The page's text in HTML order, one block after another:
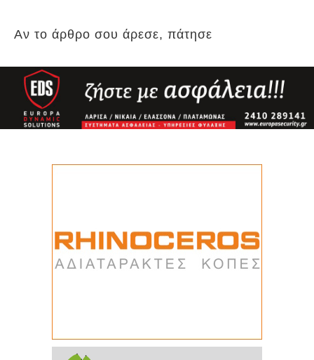
Αν το άρθρο σου άρεσε, πάτησε